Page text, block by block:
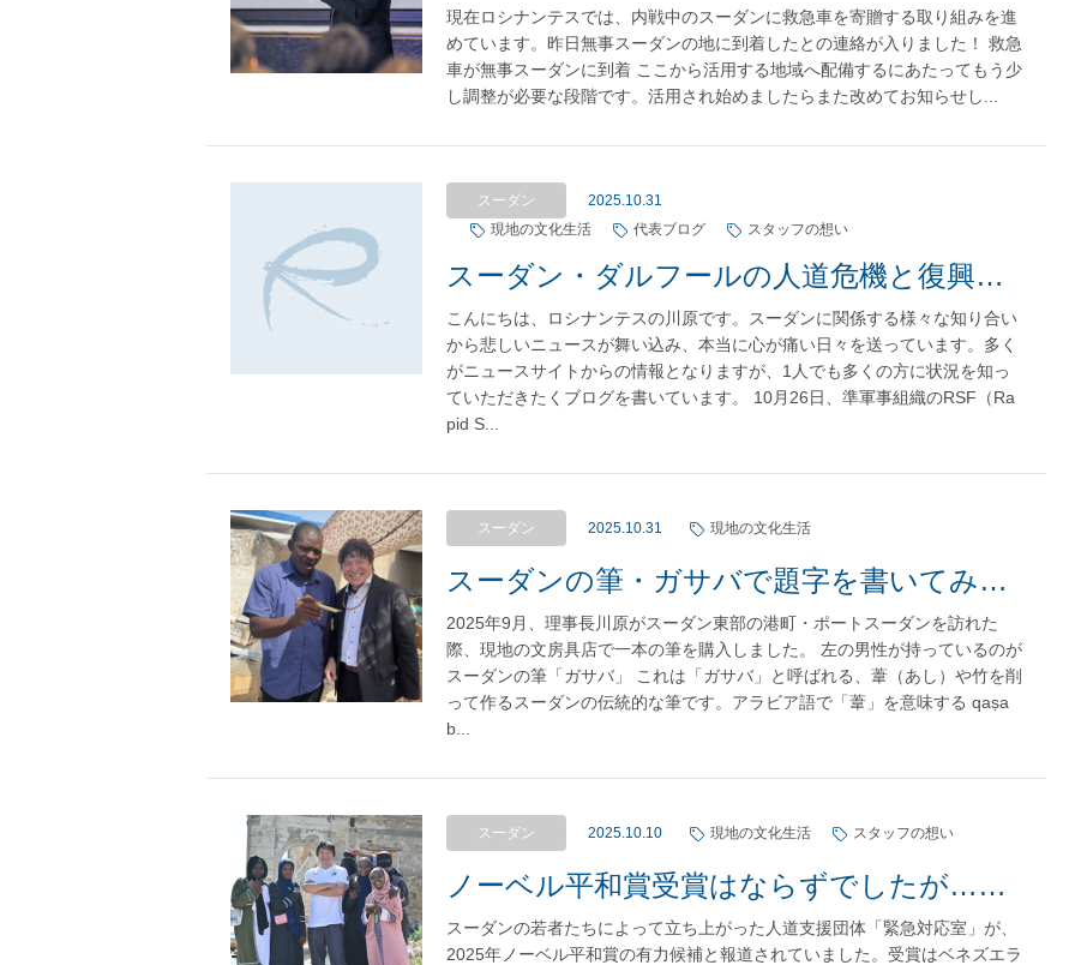
現在ロシナンテスでは、内戦中のスーダンに救急車を寄贈する取り組みを進
めています。昨日無事スーダンの地に到着したとの連絡が入りました！ 救急
車が無事スーダンに到着 ここから活用する地域へ配備するにあたってもう少
し調整が必要な段階です。活用され始めましたらまた改めてお知らせし...
スーダン
2025.10.31
現地の文化生活
代表ブログ スタッフの想い
スーダン・ダルフールの人道危機と復興への希望
こんにちは、ロシナンテスの川原です。スーダンに関係する様々な知り合い
から悲しいニュースが舞い込み、本当に心が痛い日々を送っています。多く
がニュースサイトからの情報となりますが、1人でも多くの方に状況を知っ
ていただきたくブログを書いています。 10月26日、準軍事組織のRSF（Ra
pid S...
スーダン 2025.10.31 現地の文化生活
スーダンの筆・ガサバで題字を書いてみた！
2025年9月、理事長川原がスーダン東部の港町・ポートスーダンを訪れた
際、現地の文房具店で一本の筆を購入しました。 左の男性が持っているのが
スーダンの筆「ガサバ」 これは「ガサバ」と呼ばれる、葦（あし）や竹を削
って作るスーダンの伝統的な筆です。アラビア語で「葦」を意味する qaṣa
b...
スーダン 2025.10.10 現地の文化生活 スタッフの想い
ノーベル平和賞受賞はならずでしたが……スーダンの若者たちによる人道支援団体「緊急対応室」をご紹介します
スーダンの若者たちによって立ち上がった人道支援団体「緊急対応室」が、
2025年ノーベル平和賞の有力候補と報道されていました。受賞はベネズエラ